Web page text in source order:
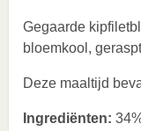
Gegaarde
bloemkool,
Deze maaltijd
Ingrediënten: